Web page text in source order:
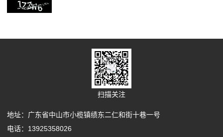
扫描关注
地址：广东省中山市小榄镇绩东二仁和街十巷一号
电话：13925358026